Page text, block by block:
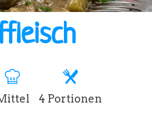
4 Portionen